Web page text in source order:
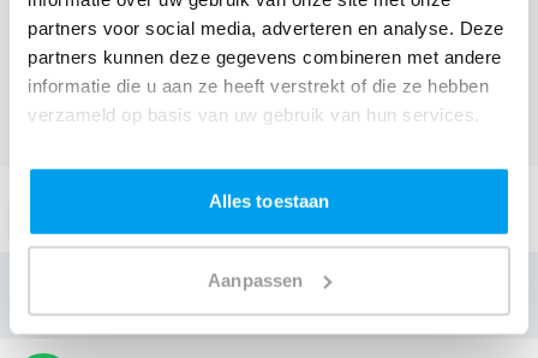
partners voor social media, adverteren en analyse. Deze
partners kunnen deze gegevens combineren met andere
informatie die u aan ze heeft verstrekt of die ze hebben
verzameld op basis van uw gebruik van hun services.
Alles toestaan
Aanpassen
berekenen voor jouw feest. Ook kun je nu boeken of
een vrijblijvende offerte aanvragen. Boek de beste DJ uit
Leke en omgeving, en check dus nuonze prijzen voor
jouw DJ.
Stuur een email: